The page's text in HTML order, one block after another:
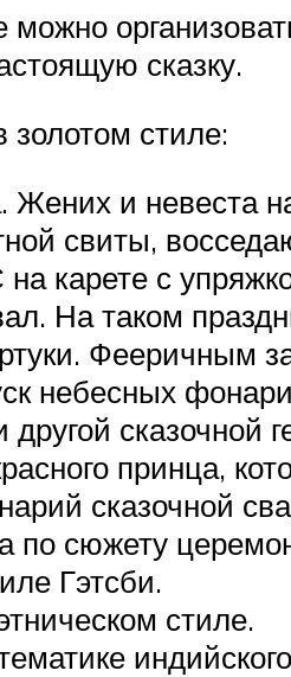
сказку.
стиле:
Жених и невеста
свиты,
карете с
На таком
Фееричным
небесных
сказочной
принца,
сказочной
по сюжету
Гэтсби.
стиле.